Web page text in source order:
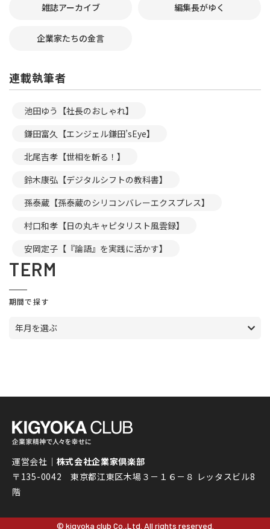
雑誌アーカイブ 編集長がゆく
企業家たちの金言
連載執筆者
池田ゆう【社長のおしゃれ】
鎌田富久【エンジェル鎌田’sEye】
北尾吉孝【世相を斬る！】
鈴木康弘【デジタルシフトの教科書】
孫泰蔵【孫泰蔵のシリコンバレーエクスプレス】
村口和孝【日の丸キャピタリスト風雲録】
安岡定子【『論語』を実践に活かす】
TERM
期間で探す
年月を選ぶ
運営会社｜ 株式会社企業家倶楽部
〒135-0042 東京都江東区木場３－１６－８ レッタスビル8
階
© kigyoka club Co.,Ltd. All rights reserved.